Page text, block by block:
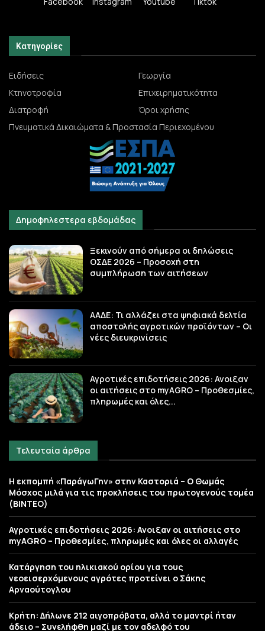
Κατηγορίες
Ειδήσεις
Γεωργία
Κτηνοτροφία
Επιχειρηματικότητα
Διατροφή
Όροι χρήσης
Πνευματικά Δικαιώματα & Προστασία Περιεχομένου
Δημοφηλεστερα εβδομάδας
Ξεκινούν από σήμερα οι δηλώσεις
ΟΣΔΕ 2026 – Προσοχή στη
συμπλήρωση των αιτήσεων
ΑΑΔΕ: Τι αλλάζει στα ψηφιακά δελτία
αποστολής αγροτικών προϊόντων – Οι
νέες διευκρινίσεις
Αγροτικές επιδοτήσεις 2026: Ανοιξαν
οι αιτήσεις στο myAGRO – Προθεσμίες,
πληρωμές και όλες...
Τελευταία άρθρα
Η εκπομπή «ΠαράγωΓην» στην Καστοριά – Ο Θωμάς
Μόσχος μιλά για τις προκλήσεις του πρωτογενούς τομέα
(ΒΙΝΤΕΟ)
Αγροτικές επιδοτήσεις 2026: Ανοιξαν οι αιτήσεις στο
myAGRO – Προθεσμίες, πληρωμές και όλες οι αλλαγές
Κατάργηση του ηλικιακού ορίου για τους
νεοεισερχόμενους αγρότες προτείνει ο Σάκης
Αρναούτογλου
Κρήτη: Δήλωνε 212 αιγοπρόβατα, αλλά το μαντρί ήταν
άδειο – Συνελήφθη μαζί με τον αδελφό του